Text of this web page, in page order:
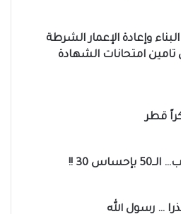
وإعادة الإعمار الشرطة
امتحانات الشهادة
قطر
30 !!
… رسول الله